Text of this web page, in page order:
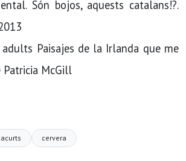
Són bojos, aquests catalans!?.
Paisajes de la Irlanda que me
Patricia McGill
cervera